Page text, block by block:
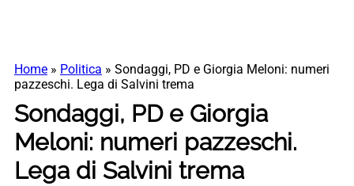
Home » Politica » Sondaggi, PD e Giorgia Meloni: numeri
pazzeschi. Lega di Salvini trema
Sondaggi, PD e Giorgia
Meloni: numeri pazzeschi.
Lega di Salvini trema